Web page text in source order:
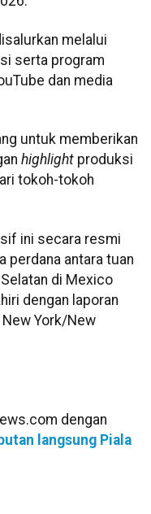
melalui
serta program
dan media
untuk memberikan
highlight produksi
tokoh-tokoh
ini secara resmi
perdana antara tuan
di Mexico
dengan laporan
York/New
dengan
langsung Piala